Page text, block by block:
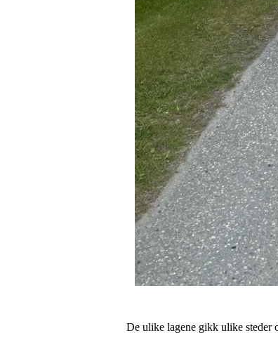
De ulike lagene gikk ulike steder